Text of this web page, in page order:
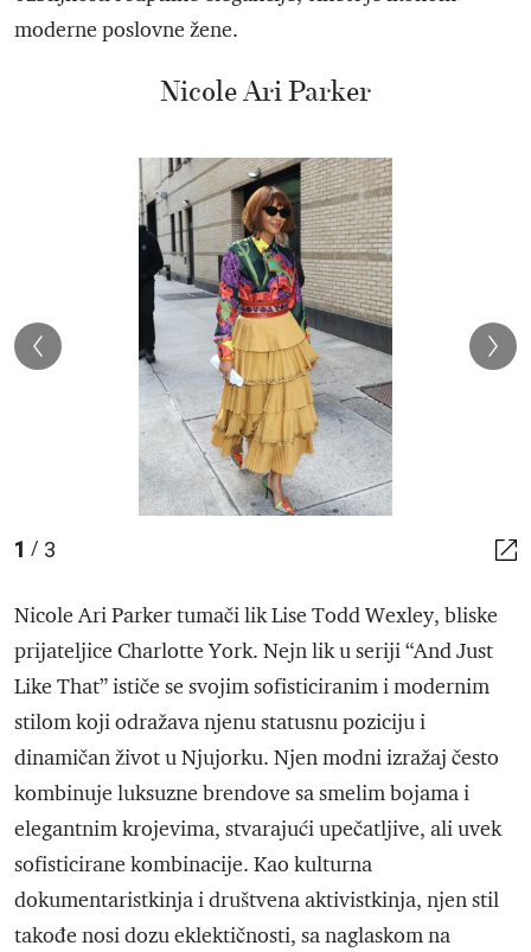
moderne poslovne žene.
Nicole Ari Parker
1 / 3
Nicole Ari Parker tumači lik Lise Todd Wexley, bliske
prijateljice Charlotte York. Nejn lik u seriji “And Just
Like That” ističe se svojim sofisticiranim i modernim
stilom koji odražava njenu statusnu poziciju i
dinamičan život u Njujorku. Njen modni izražaj često
kombinuje luksuzne brendove sa smelim bojama i
elegantnim krojevima, stvarajući upečatljive, ali uvek
sofisticirane kombinacije. Kao kulturna
dokumentaristkinja i društvena aktivistkinja, njen stil
takođe nosi dozu eklektičnosti, sa naglaskom na